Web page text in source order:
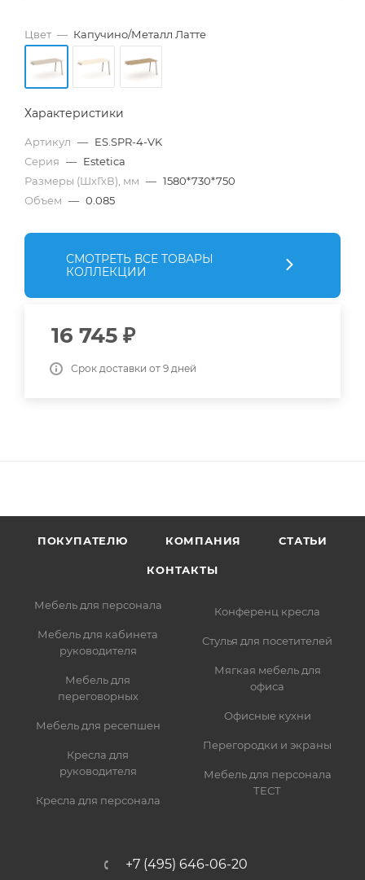
Цвет — Капучино/Металл Латте
Характеристики
Артикул — ES.SPR-4-VK
Серия — Estetica
Размеры (ШхГхВ), мм — 1580*730*750
Объем — 0.085
СМОТРЕТЬ ВСЕ ТОВАРЫ
КОЛЛЕКЦИИ
16 745 ₽
Срок доставки от 9 дней
ПОКУПАТЕЛЮ КОМПАНИЯ СТАТЬИ
КОНТАКТЫ
Мебель для персонала
Мебель для кабинета
руководителя
Мебель для
переговорных
Мебель для ресепшен
Кресла для
руководителя
Кресла для персонала
Конференц кресла
Стулья для посетителей
Мягкая мебель для
офиса
Офисные кухни
Перегородки и экраны
Мебель для персонала
ТЕСТ
+7 (495) 646-06-20